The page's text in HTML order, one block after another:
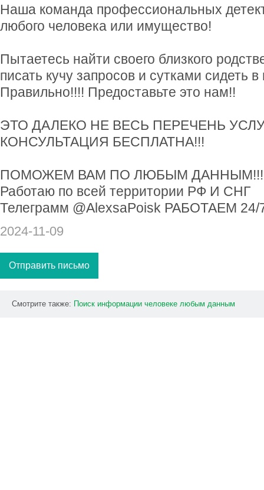
Наша команда профессиональных
любого человека или имущество!
Пытаетесь найти своего близкого
писать кучу запросов и сутками сидеть
Правильно!!!! Предоставьте это нам!!
ЭТО ДАЛЕКО НЕ ВЕСЬ ПЕРЕЧЕНЬ
КОНСУЛЬТАЦИЯ БЕСПЛАТНА!!!
ПОМОЖЕМ ВАМ ПО ЛЮБЫМ ДАННЫМ!!!
Работaю по вceй теppитории РФ И СНГ
Телеграмм @AlexsaPoisk РАБОТАЕМ 24/
2024-11-09
Отправить письмо
Смотрите также: Поиск информации человеке любым данным